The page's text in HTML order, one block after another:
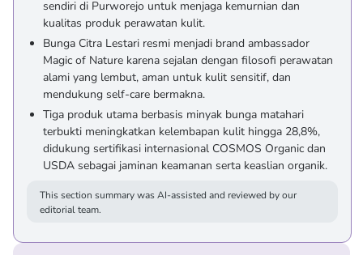
sendiri di Purworejo untuk menjaga kemurnian dan
kualitas produk perawatan kulit.
Bunga Citra Lestari resmi menjadi brand ambassador
Magic of Nature karena sejalan dengan filosofi perawatan
alami yang lembut, aman untuk kulit sensitif, dan
mendukung self-care bermakna.
Tiga produk utama berbasis minyak bunga matahari
terbukti meningkatkan kelembapan kulit hingga 28,8%,
didukung sertifikasi internasional COSMOS Organic dan
USDA sebagai jaminan keamanan serta keaslian organik.
This section summary was AI-assisted and reviewed by our
editorial team.